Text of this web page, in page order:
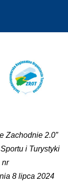
Zachodnie 2.0”
i Turystyki
nr
8 lipca 2024